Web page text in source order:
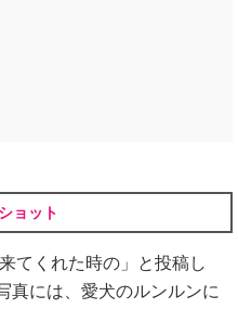
ョット
てくれた時の」と投稿し
真には、愛犬のルンルンに